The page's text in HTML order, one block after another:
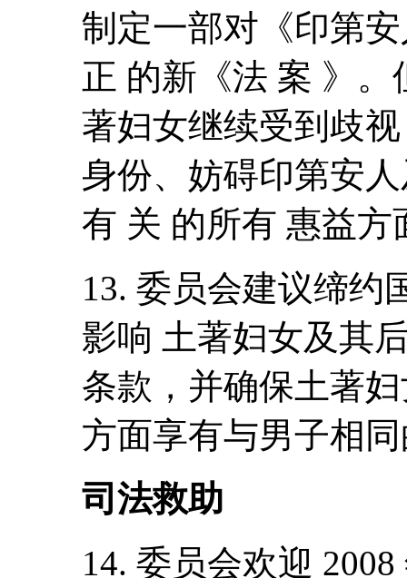
制定一部对《印第
正 的新《法 案 》
著妇女继续受到歧
身份、妨碍印第安
有 关 的所有 惠益方
13. 委员会建议缔约
影响 土著妇女及其
条款，并确保土著
方面享有与男子相
司法救助
14. 委员会欢迎